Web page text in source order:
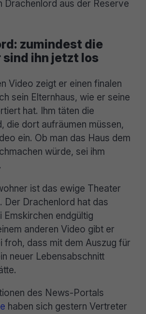
Drachenlord aus der Reserve
zumindest die
sind ihn jetzt los
Video zeigt er einen finalen
sein Elternhaus, wie er seine
hat. Ihm täten die
die dort aufräumen müssen,
ein. Ob man das Haus dem
würde, sei ihm
ist das ewige Theater
Der Drachenlord hat das
Emskirchen endgültig
anderen Video gibt er
froh, dass mit dem Auszug für
neuer Lebensabschnitt
des News-Portals
haben sich gestern Vertreter